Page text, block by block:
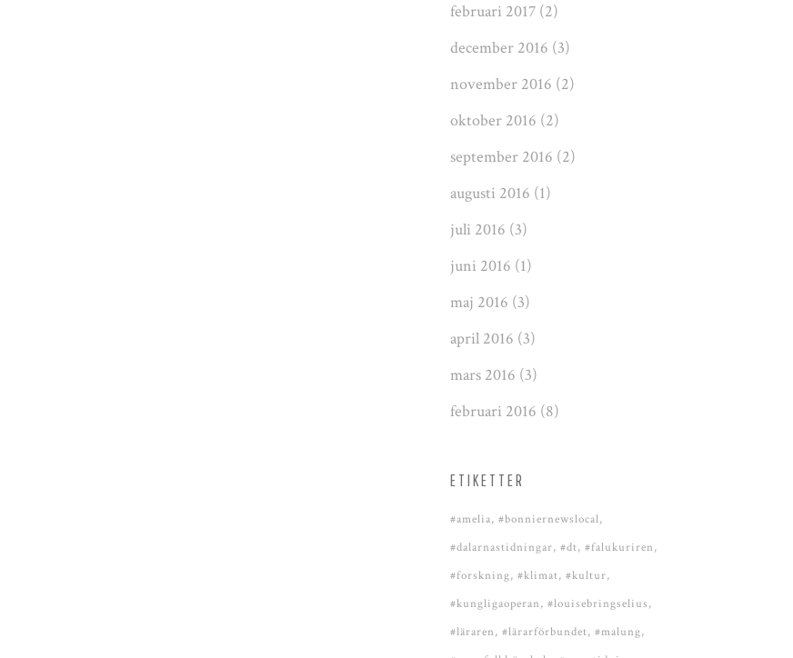
februari 2017 (2)
december 2016 (3)
november 2016 (2)
oktober 2016 (2)
september 2016 (2)
augusti 2016 (1)
juli 2016 (3)
juni 2016 (1)
maj 2016 (3)
april 2016 (3)
mars 2016 (3)
februari 2016 (8)
ETIKETTER
#amelia #bonniernewslocal
#dalarnastidningar #dt #falukuriren
#forskning #klimat #kultur
#kungligaoperan #louisebringselius
#läraren #lärarförbundet #malung